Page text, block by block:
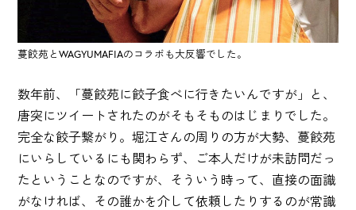
蔓餃苑とWAGYUMAFIAのコラボも大反響でした。
数年前、「蔓餃苑に餃子食べに行きたいんですが」と、
唐突にツイートされたのがそもそものはじまりでした。
完全な餃子繋がり。堀江さんの周りの方が大勢、蔓餃苑
にいらしているにも関わらず、ご本人だけが未訪問だっ
たということなのですが、そういう時って、直接の面識
がなければ、その誰かを介して依頼したりするのが常識